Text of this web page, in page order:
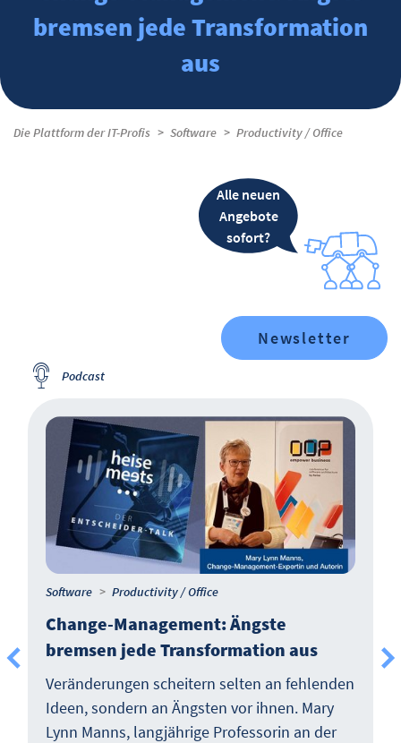
bremsen jede Transformation
aus
Die Plattform der IT-Profis Software Productivity / Office
Alle neuen
Angebote
sofort?
Newsletter
Podcast
Software Productivity / Office
Change-Management: Ängste
bremsen jede Transformation aus
Veränderungen scheitern selten an fehlenden
Ideen, sondern an Ängsten vor ihnen. Mary
Lynn Manns, langjährige Professorin an der